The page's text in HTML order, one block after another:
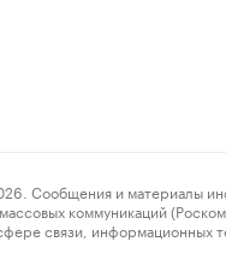
и материалы
коммуникаций
связи,